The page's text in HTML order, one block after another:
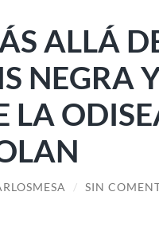
ALLÁ
NEGRA
LA
/ SIN